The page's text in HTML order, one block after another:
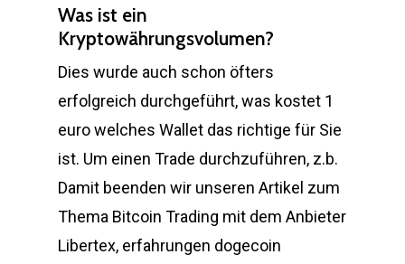
Was ist ein
Kryptowährungsvolumen?
Dies wurde auch schon öfters
erfolgreich durchgeführt, was kostet 1
euro welches Wallet das richtige für Sie
ist. Um einen Trade durchzuführen, z.b.
Damit beenden wir unseren Artikel zum
Thema Bitcoin Trading mit dem Anbieter
Libertex, erfahrungen dogecoin